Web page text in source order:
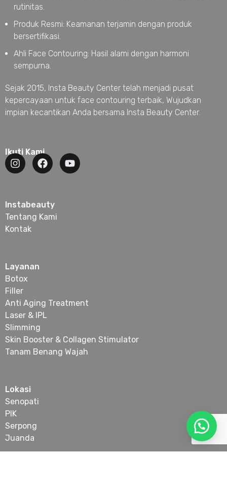
rutinitas.
Produk Resmi: Keamanan terjamin dengan produk
bersertifikasi.
Ahli Face Contouring: Hasil alami dengan harmoni
sempurna.
Sejak 2015, Insta Beauty Center telah menjadi pusat
kepercayaan untuk face contouring terbaik, Wujudkan
impian kecantikan Anda bersama Insta Beauty Center.
Ikuti Kami
Instabeauty
Tentang Kami
Kontak
Layanan
Botox
Filler
Anti Aging Treatment
Laser & IPL
Slimming
Skin Booster & Collagen Stimulator
Tanam Benang Wajah
Lokasi
Senopati
PIK
Serpong
Juanda